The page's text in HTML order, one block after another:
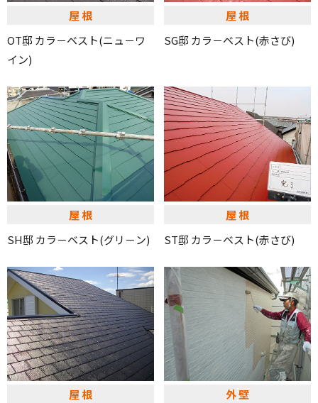
屋根
OT邸 カラ－ベスト(ニュ－ワ
イン)
屋根
SG邸 カラ－ベスト(赤さび)
屋根
SH邸 カラ－ベスト(グリ－ン)
屋根
ST邸 カラ－ベスト(赤さび)
屋根
外壁